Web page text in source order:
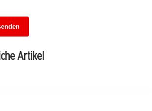
Artikel
im Dreiländer-Showdown:
gewinnt das Wettspiel der